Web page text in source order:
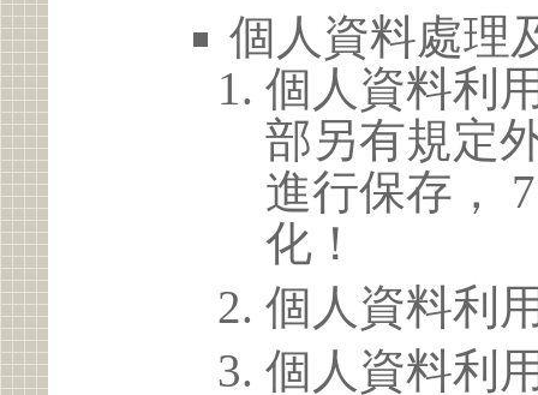
個人資料處理
個人資料利
部另有規定
進行保存，
化！
個人資料利
個人資料利